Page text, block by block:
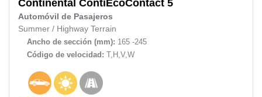
Continental ContiEcoContact 5
Automóvil de Pasajeros
Summer / Highway Terrain
Ancho de sección (mm): 165 -245
Código de velocidad: T,H,V,W